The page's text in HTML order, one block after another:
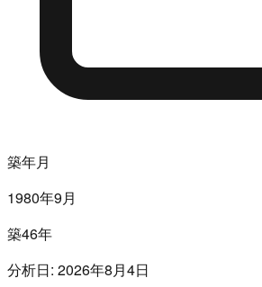
築年月
1980年9月
築46年
分析日: 2026年8月4日